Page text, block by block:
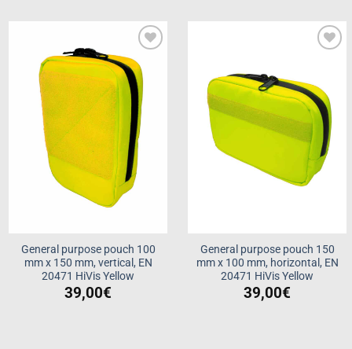
Add to
wishlist
General purpose pouch 100
mm x 150 mm, vertical, EN
20471 HiVis Yellow
39,00€
General purpose pouch 150
mm x 100 mm, horizontal, EN
20471 HiVis Yellow
39,00€